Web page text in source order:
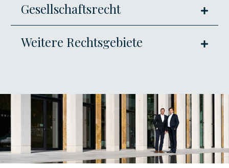
Gesellschaftsrecht
Weitere Rechtsgebiete